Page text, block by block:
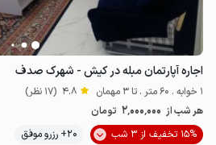
اجاره آپارتمان مبله در کیش - شهرک صدف
1 خوابه . 60 متر . تا 3 مهمان 4.8 (17 نظر)
هر شب از 2٬000٬000 تومان
15% تخفیف از 3 شب
20+ رزرو موفق